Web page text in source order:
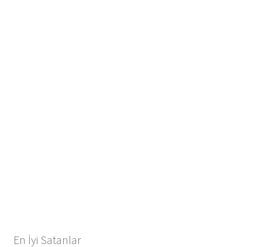
En İyi Satanlar